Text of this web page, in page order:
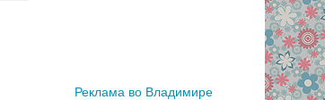
Реклама во Владимире